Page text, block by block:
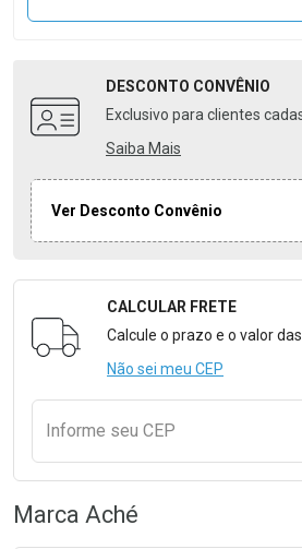
DESCONTO CONVÊNIO
Exclusivo para clientes
Saiba Mais
Ver Desconto Convênio
Formulário para Calcular o
CALCULAR FRETE
Calcule o prazo e o valor
Não sei meu CEP
Informe seu CEP
Marca Aché